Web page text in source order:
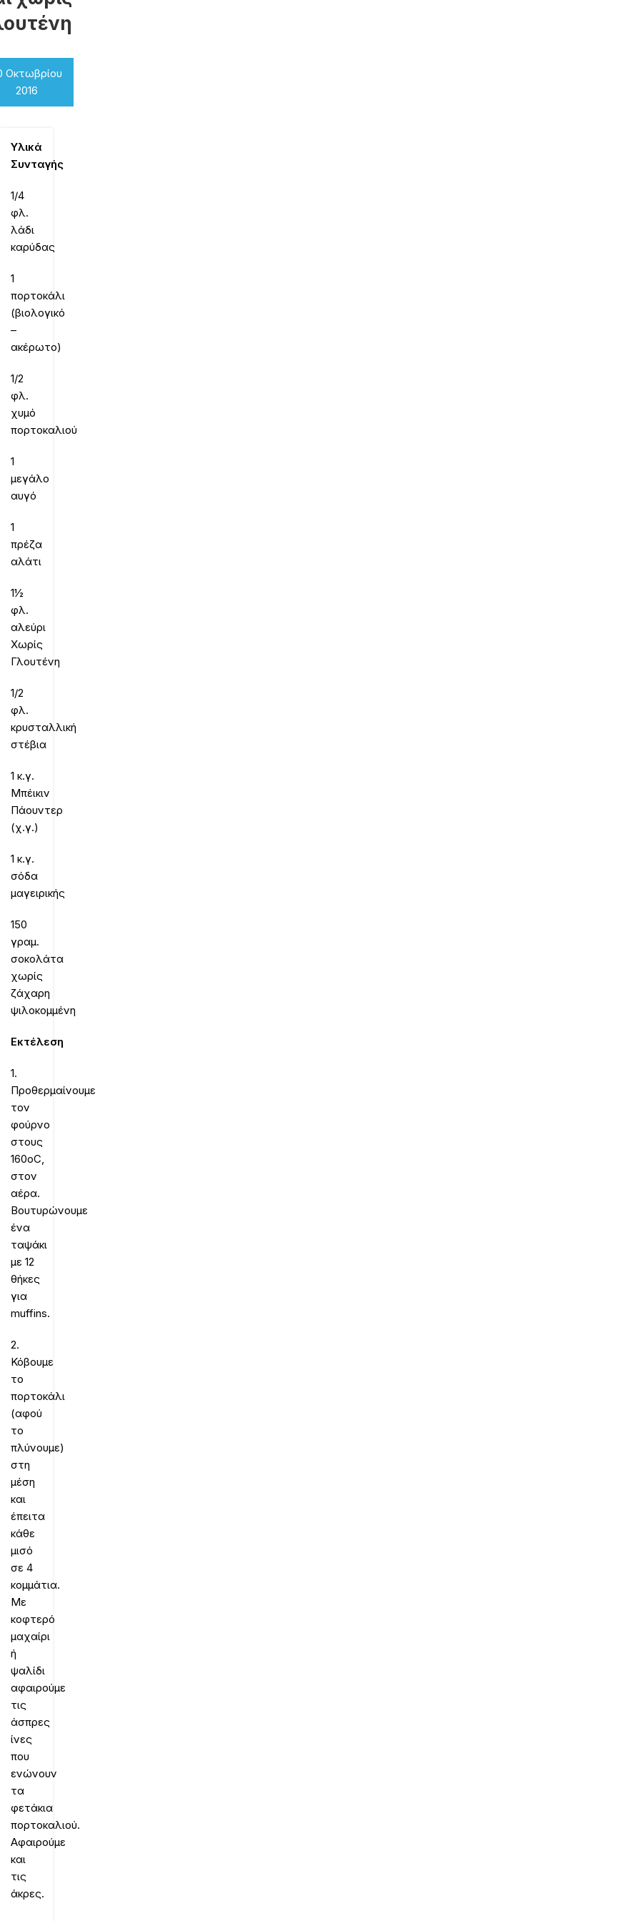
Οκτωβρίου
2016
Υλικά
Συνταγής
1/4
φλ.
λάδι
καρύδας
1
πορτοκάλι
(βιολογικό
–
ακέρωτο)
1/2
φλ.
χυμό
πορτοκαλιού
1
μεγάλο
αυγό
1
πρέζα
αλάτι
1½
φλ.
αλεύρι
Χωρίς
Γλουτένη
1/2
φλ.
κρυσταλλική
στέβια
1 κ.γ.
Μπέικιν
Πάουντερ
(χ.γ.)
1 κ.γ.
σόδα
μαγειρικής
150
γραμ.
σοκολάτα
χωρίς
ζάχαρη
ψιλοκομμένη
Εκτέλεση
1.
Προθερμαίνουμε
τον
φούρνο
στους
160oC,
στον
αέρα.
Βουτυρώνουμε
ένα
ταψάκι
με 12
θήκες
για
muffins.
2.
Κόβουμε
το
πορτοκάλι
(αφού
το
πλύνουμε)
στη
μέση
και
έπειτα
κάθε
μισό
σε 4
κομμάτια.
Με
κοφτερό
μαχαίρι
ή
ψαλίδι
αφαιρούμε
τις
άσπρες
ίνες
που
ενώνουν
τα
φετάκια
πορτοκαλιού.
Αφαιρούμε
και
τις
άκρες.